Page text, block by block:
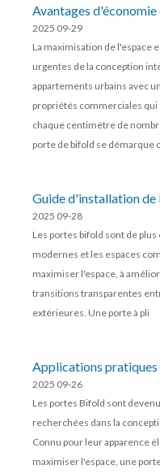
Avantages d'économie
de la viande
La maximisation de l'espace
urgentes de la conception
appartements urbains avec
propriétés commerciales qui
chaque centimètre de
porte de bifold se démarque
2025 09-29
Guide d'installation
Les portes bifold sont de
modernes et les espaces
maximiser l'espace, à
transitions transparentes
extérieures. Une porte à pli
2025 09-28
Applications
Les portes Bifold sont
recherchées dans la
Connu pour leur apparence
maximiser l'espace, une
2025 09-26